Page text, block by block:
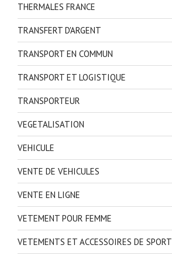
THERMALES FRANCE
TRANSFERT D'ARGENT
TRANSPORT EN COMMUN
TRANSPORT ET LOGISTIQUE
TRANSPORTEUR
VEGETALISATION
VEHICULE
VENTE DE VEHICULES
VENTE EN LIGNE
VETEMENT POUR FEMME
VETEMENTS ET ACCESSOIRES DE SPORT